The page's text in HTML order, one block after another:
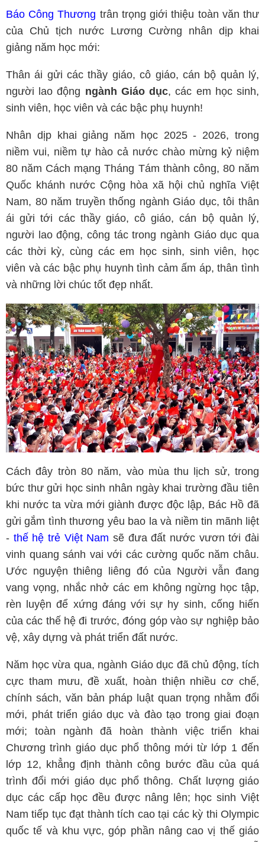
Báo Công Thương trân trọng giới thiệu toàn văn thư
của Chủ tịch nước Lương Cường nhân dịp khai
giảng năm học mới:
Thân ái gửi các thầy giáo, cô giáo, cán bộ quản lý,
người lao động ngành Giáo dục, các em học sinh,
sinh viên, học viên và các bậc phụ huynh!
Nhân dịp khai giảng năm học 2025 - 2026, trong
niềm vui, niềm tự hào cả nước chào mừng kỷ niệm
80 năm Cách mạng Tháng Tám thành công, 80 năm
Quốc khánh nước Cộng hòa xã hội chủ nghĩa Việt
Nam, 80 năm truyền thống ngành Giáo dục, tôi thân
ái gửi tới các thầy giáo, cô giáo, cán bộ quản lý,
người lao động, công tác trong ngành Giáo dục qua
các thời kỳ, cùng các em học sinh, sinh viên, học
viên và các bậc phụ huynh tình cảm ấm áp, thân tình
và những lời chúc tốt đẹp nhất.
Cách đây tròn 80 năm, vào mùa thu lịch sử, trong
bức thư gửi học sinh nhân ngày khai trường đầu tiên
khi nước ta vừa mới giành được độc lập, Bác Hồ đã
gửi gắm tình thương yêu bao la và niềm tin mãnh liệt
- thế hệ trẻ Việt Nam sẽ đưa đất nước vươn tới đài
vinh quang sánh vai với các cường quốc năm châu.
Ước nguyện thiêng liêng đó của Người vẫn đang
vang vọng, nhắc nhở các em không ngừng học tập,
rèn luyện để xứng đáng với sự hy sinh, cống hiến
của các thế hệ đi trước, đóng góp vào sự nghiệp bảo
vệ, xây dựng và phát triển đất nước.
Năm học vừa qua, ngành Giáo dục đã chủ động, tích
cực tham mưu, đề xuất, hoàn thiện nhiều cơ chế,
chính sách, văn bản pháp luật quan trọng nhằm đổi
mới, phát triển giáo dục và đào tạo trong giai đoạn
mới; toàn ngành đã hoàn thành việc triển khai
Chương trình giáo dục phổ thông mới từ lớp 1 đến
lớp 12, khẳng định thành công bước đầu của quá
trình đổi mới giáo dục phổ thông. Chất lượng giáo
dục các cấp học đều được nâng lên; học sinh Việt
Nam tiếp tục đạt thành tích cao tại các kỳ thi Olympic
quốc tế và khu vực, góp phần nâng cao vị thế giáo